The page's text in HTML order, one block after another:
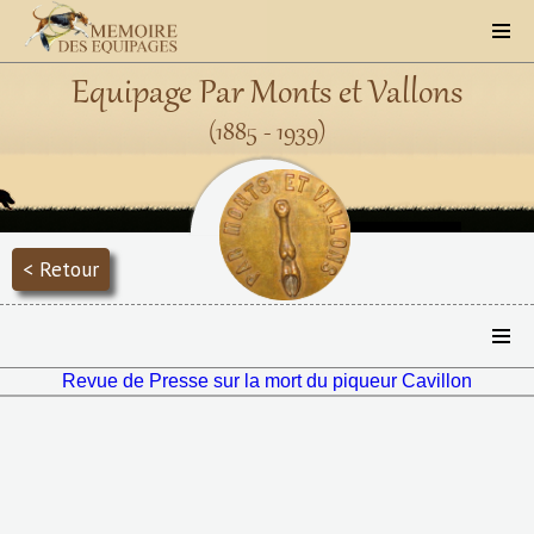
Equipage Par Monts et Vallons
(1885 - 1939)
< Retour
Revue de Presse sur la mort du piqueur Cavillon